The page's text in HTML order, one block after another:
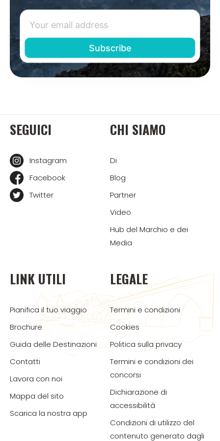
SEGUICI
Instagram
Facebook
Twitter
CHI SIAMO
Di
Blog
Partner
Video
Hub del Marchio e dei
Media
LINK UTILI
Pianifica il tuo viaggio
Brochure
Guida delle Destinazioni
Contatti
Lavora con noi
Mappa del sito
Scarica la nostra app
LEGALE
Termini e condizioni
Cookies
Politica sulla privacy
Termini e condizioni dei
concorsi
Dichiarazione di
accessibilità
Condizioni di utilizzo del
contenuto generato dagli